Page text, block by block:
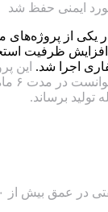
ایمنی حفظ شد
ظرفیت
اجرا شد. این
تولید برساند.
عمق بیش از ۴۵۰۰ متر